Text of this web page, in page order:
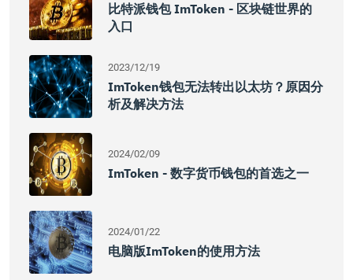
比特派钱包 ImToken - 区块链世界的
入口
2023/12/19
ImToken钱包无法转出以太坊？原因分
析及解决方法
2024/02/09
ImToken - 数字货币钱包的首选之一
2024/01/22
电脑版imToken的使用方法